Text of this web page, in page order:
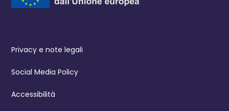
Privacy e note legali
Social Media Policy
Accessibilità